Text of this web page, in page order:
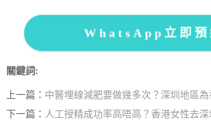
WhatsApp立即預
關鍵詞:
上一篇： 中醫埋線減肥要做幾多次？深圳地區
下一篇： 人工授精成功率高唔高？香港女性去